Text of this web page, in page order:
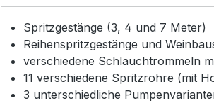
Spritzgestänge (3, 4 und 7 Meter)
Reihenspritzgestänge und
verschiedene Schlauchtrommeln
11 verschiedene Spritzrohre (mit
3 unterschiedliche